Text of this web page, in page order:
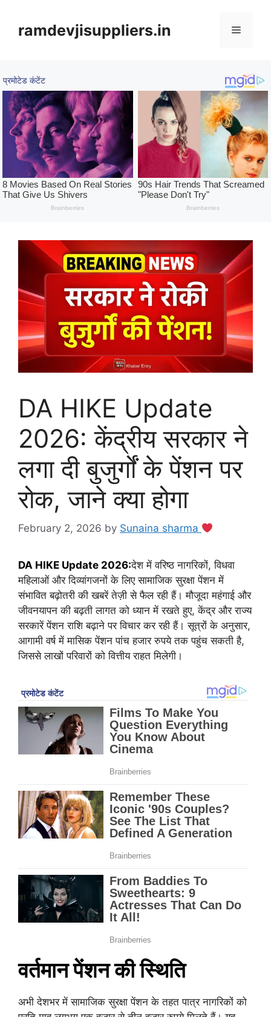
contentramdevjisuppliers.in Menu
DA HIKE Update
2026: केंद्रीय सरकार ने
लगा दी बुजुर्गों के पेंशन पर
रोक, जाने क्या होगा
February 2, 2026 by Sunaina sharma
DA HIKE Update 2026:देश में वरिष्ठ नागरिकों, विधवा
महिलाओं और दिव्यांगजनों के लिए सामाजिक सुरक्षा पेंशन में
संभावित बढ़ोतरी की खबरें तेज़ी से फैल रही हैं। मौजूदा महंगाई और
जीवनयापन की बढ़ती लागत को ध्यान में रखते हुए, केंद्र और राज्य
सरकारें पेंशन राशि बढ़ाने पर विचार कर रही हैं। सूत्रों के अनुसार,
आगामी वर्ष में मासिक पेंशन पांच हजार रुपये तक पहुंच सकती है,
जिससे लाखों परिवारों को वित्तीय राहत मिलेगी।
वर्तमान पेंशन की स्थिति
अभी देशभर में सामाजिक सुरक्षा पेंशन के तहत पात्र नागरिकों को